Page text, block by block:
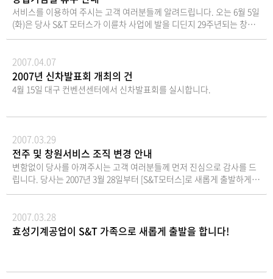
는 SF6 가스를 대체하는 친환경 공정으로, ESG 강화
흐름 속에서 주목받고 있다. 이처럼 KR모터스가 M&A
내 대표 이륜차 제조업체로 자리매김했으나 제한적인
국내 수요와 글로벌 시장 환경 변화로 최근까지 적자
흐름에서 벗어나지 못했다. 국내 이륜차 시장이 1990
년대 중반 연간 등록대수 30만대를 정점으로 꺾이면
드의 시장 점유율 확대로 타격을 입은 것이다.KR모터
대적인 체질 개선에 나섰다. 새로 선임된 정재경 대표
는 산업은행에서 경영정상화 및 M&A 업무를 다수 수
행하고, 이후 삼정KPMG 딜 어드바이저리 부문 전문
위원으로 활동한 재무·투자 분야 전문가다.KR모터스
는 신임 대표를 중심으로 중장기 전략을 마련하고, 내
추진할 계획이다.KR모터스 관계자는 “기존 이륜차 사
업의 효율화와 사업구조 재편을 추진하는 동시에자동
으로 지원하고, 온라인 안전교육과 함께 헬멧 등 안전
장비도 함께 제공할 계획이다. LG에너지솔루션 관계
지서비스가 도착하길 바란다”며 “전기이륜차 한 대가
단순한 교통수단이 아닌 누군가의 일상과 희망을 이어
주는 다리가 되길 기대한다”고 밝혔다.
우수한 주행 성능을 자랑하며, 체인 드라이브 방식을
통해 효율적인 동력 전달이 가능하다. 일반형 모델은
유형 모델은 BSS(배터리 스와핑 스테이션)을 적용해
공유 모빌리티 사업자들이 보다 효율적으로 차량을 운
영할 수 있도록 설계됐다. 일반형은 LG에너지솔루션
리튬이온 배터리가 탑재되며, 두 버전 모두 풀컬러 TF
디스크 브레이크를 적용하여 안전하고 안정적인 제동
스 공식 웹사이트의 이루션 제품 설명 페이지에서 확
인할 수 있다. 환경부의 이번 보조금 정책은 주행거리
와 성능이 우수한 전기 이륜차에 대해 더욱 높은 지원
을 제공함으로써 소비자 부담을 크게 경감시키고, 전
기 이륜차 시장의 성장을 견인할 것으로 기대된다. 이
를 통하여 판매 시스템을 구축할 것이며, 소비자들이
친환경 이동 수단을 보다 쉽게 접할 수 있도록 노력할
륜스쿠터로, 2025년에도 다양한 고객층에게 큰 만족
을 선사할 것으로 기대된다.
에도 주의를 기울여, 시민들이 안심하고 이용할 수 있
는 환경을 조성하겠다는 방침이다.오세훈 서울시장은
혔으며, 이어 "서울시는 모든 기관과 협력해 안전한 이
용 환경 조성에 만전을 기하겠다"라고 말했다전기이
륜차 구매를 고려하는 소비자와 소상공인들은 이번 협
약을 통해 실질적인 혜택을 기대할 수 있을 것으로 보
들께서 서비스를 받으시는데 많은 애로가 있을 것으로 예상됩니다만, 하
계휴가 후 보다 원활한 업무를 진행하기 위해 서비스요원이 동시에 휴가
를 실시하는 것이오니, 너그러운 양해 부탁드립니다. 하계휴가 후 활기
주의하시기 바랍니다. S&T 모터스 임직원 일동 지원 및 서울전시장 휴무
기간 : 7월 30일(월) ~ 8월 3일(금)
서비스를 이용하여 주시는 고객 여러분들께 알려드립니다. 오는 6월 5일
(화)은 당사 S&T 모터스가 이륜차 사업에 발을 디딘지 29주년되는 창립
기념일로 전국 지원은 6월 5일 창립기념일을 맞이하여 창립기념일 휴무
불편함을 끼치게된 점 너그러운 양해 부탁드립니다. 휴무 기간 : 6월 5일
(창립기념일) ~ 6월 6일(현충일) 휴무 후 대고객 서비스에 만전을 기할 수
있도록 최선의 노력을 다할 것을 약속 드립니다. 감사합니다.
2007.04.07
2007년 신차발표회 개최의 건
4월 15일 대구 컨벤션센터에서 신차발표회를 실시합니다.
2007.03.29
전주 및 창원서비스 조직 변경 안내
변함없이 당사를 아껴주시는 고객 여러분들께 먼저 진심으로 감사를 드
립니다. 당사는 2007년 3월 28일부터 [S&T모터스]로 새롭게 출발하게
되었으며, 경영합리화의 목적으로 서비스 조직의 변경과 함께 기존 운영
지원(구 부산서비스)과 통합/운영되므로, 기존 전주서비스 및 창원서비
스에서 부품 공급 및 전화응대나 내방 고객에 대한 서비스 중단이 불가피
함을 안내하오니, 이 점에 대하여 고객 여러분의 깊은 양해 부탁드립니
2007.03.28
효성기계공업이 S&T 가족으로 새롭게 출발을 합니다!